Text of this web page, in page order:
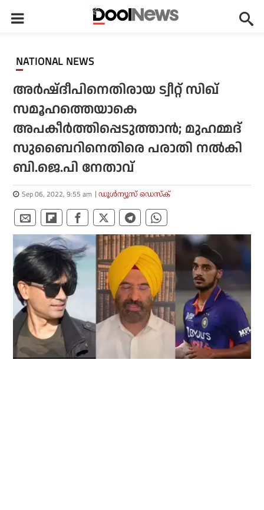
NATIONAL NEWS
അര്‍ഷ്ദീപിനെതിരായ ട്വീറ്റ് സിഖ്
സമൂഹത്തെയാകെ
അപകീര്‍ത്തിപ്പെടുത്താന്‍; മുഹമ്മദ്
സുബൈറിനെതിരെ പരാതി നല്‍കി
ബി.ജെ.പി നേതാവ്
Sep 06, 2022, 9:55 am ഡൂള്‍ന്യൂസ് ഡെസ്‌ക്